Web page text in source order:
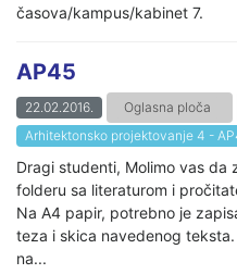
časova/kampus/kabinet 7.
AP45
22.02.2016. Oglasna ploča
Arhitektonsko projektovanje 4 -
Dragi studenti, Molimo vas da
folderu sa literaturom i
Na A4 papir, potrebno je
teza i skica navedenog
na...